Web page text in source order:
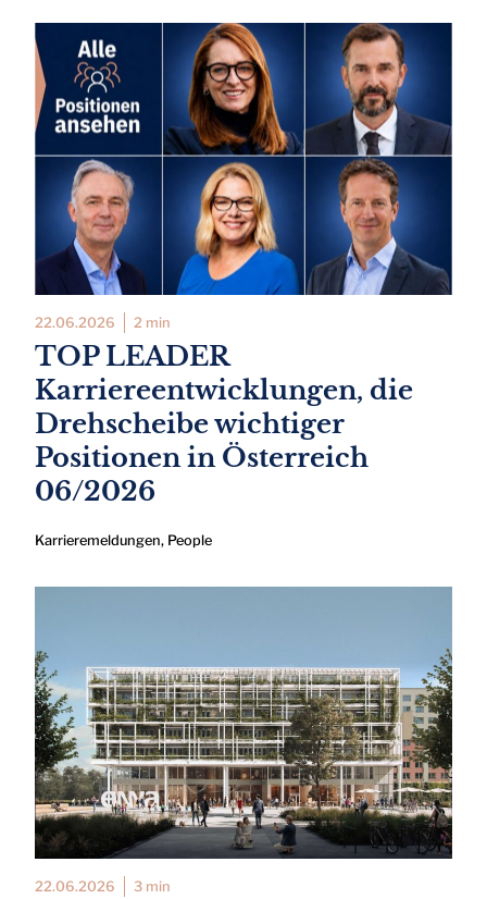
22.06.2026 2 min
TOP LEADER
Karriereentwicklungen, die
Drehscheibe wichtiger
Positionen in Österreich
06/2026
Karrieremeldungen, People
22.06.2026 3 min